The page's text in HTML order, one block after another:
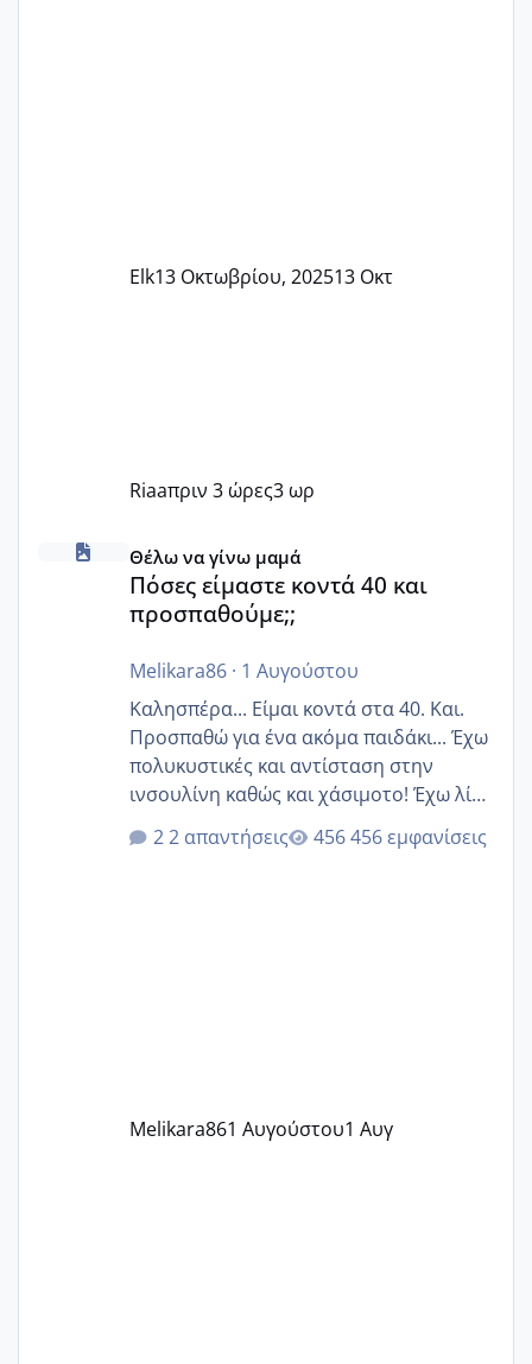
Elk13 Οκτωβρίου, 202513 Οκτ
Riaaπριν 3 ώρες3 ωρ
Πόσες είμαστε κοντά 40 και προσπαθούμε;;
Θέλω να γίνω μαμά
Πόσες είμαστε κοντά 40 και
προσπαθούμε;;
Melikara86· 1 Αυγούστου
Καλησπέρα... Είμαι κοντά στα 40. Και.
Προσπαθώ για ένα ακόμα παιδάκι... Έχω
πολυκυστικές και αντίσταση στην
ινσουλίνη καθώς και χάσιμοτο! Έχω λίγα
κιλά παραπάνω και όσο κ αν προσπαθώ
δεν χάνω εύκολα! Προσπαθώ για ακόμη
2 απαντήσεις 456 εμφανίσεις
Melikara861 Αυγούστου1 Αυγ